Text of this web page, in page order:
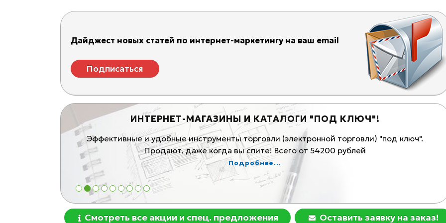
Дайджест новых статей по интернет-маркетингу на ваш email
Подписаться
ИНТЕРНЕТ-МАГАЗИНЫ И КАТАЛОГИ "ПОД КЛЮЧ"!
Эффективные и удобные инструменты торговли (электронной торговли) "под ключ".
Продают, даже когда вы спите! Всего от 54200 рублей
Подробнее...
Смотреть все акции и спец. предложения Оставить заявку на заказ!